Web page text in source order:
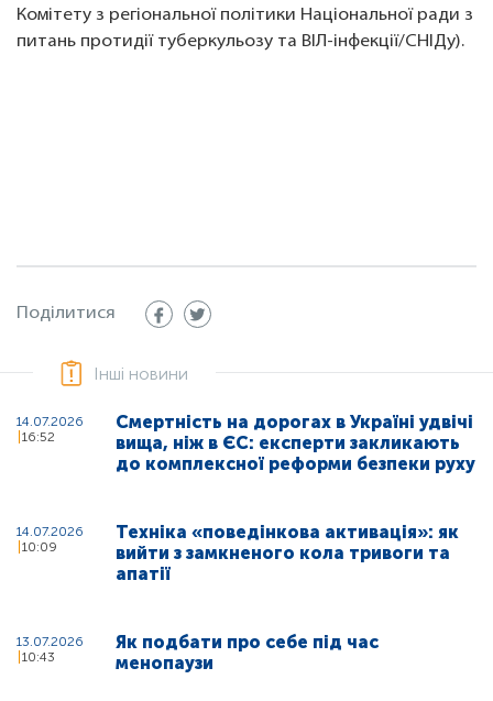
Комітету з регіональної політики Національної ради з
питань протидії туберкульозу та ВІЛ-інфекції/СНІДу).
Поділитися
Інші новини
14.07.2026
16:52
Смертність на дорогах в Україні удвічі
вища, ніж в ЄС: експерти закликають
до комплексної реформи безпеки руху
14.07.2026
10:09
Техніка «поведінкова активація»: як
вийти з замкненого кола тривоги та
апатії
13.07.2026
10:43
Як подбати про себе під час
менопаузи